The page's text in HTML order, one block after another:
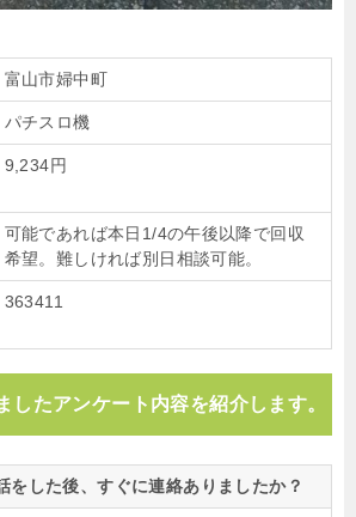
富山市婦中町
パチスロ機
9,234円
可能であれば本日1/4の午後以降で回収
希望。難しければ別日相談可能。
363411
したアンケート内容を紹介します。
をした後、すぐに連絡ありましたか？